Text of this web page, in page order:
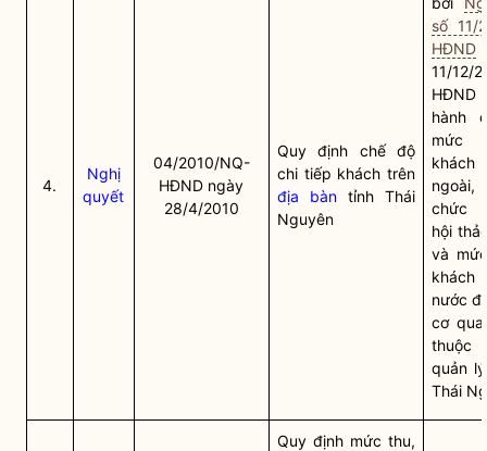
4.
Nghị
quyết
04/2010/NQ-
HĐND ngày
28/4/2010
Quy định chế độ
chi tiếp khách trên
địa bàntỉnh Thái
Nguyên
số 11/
HĐND
11/12/
HĐND
hành
mức
chức
hội
và
nước
cơ
thuộc
quản
Thái
Quy định mức thu,